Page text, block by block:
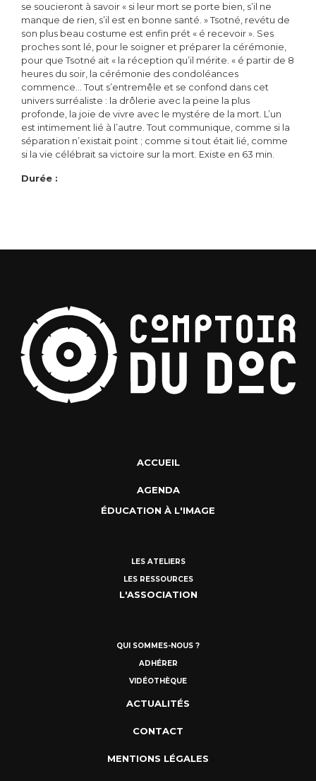
se soucieront à savoir « si leur mort se porte bien, s’il ne
manque de rien, s’il est en bonne santé. » Tsotné, revétu de
son plus beau costume est enfin prét « é recevoir ». Ses
proches sont lé, pour le soigner et préparer la cérémonie,
pour que Tsotné ait « la réception qu’il mérite. « é partir de 8
heures du soir, la cérémonie des condoléances
commence… Tout s’entremêle et se confond dans cet
univers surréaliste : la drôlerie avec la peine la plus
profonde, la joie de vivre avec le mystére de la mort. L’un
est intimement lié à l’autre. Tout communique, comme si la
séparation n’existait point ; comme si tout était lié, comme
si la vie célébrait sa victoire sur la mort. Existe en 63 min.
Durée :
ACCUEIL
AGENDA
ÉDUCATION À L'IMAGE
LES ATELIERS
LES RESSOURCES
L'ASSOCIATION
QUI SOMMES-NOUS ?
ADHÉRER
VIDÉOTHÈQUE
ACTUALITÉS
CONTACT
MENTIONS LÉGALES